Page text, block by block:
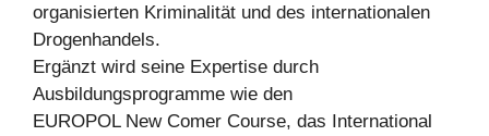
organisierten Kriminalität und des internationalen
Drogenhandels.
Ergänzt wird seine Expertise durch
Ausbildungsprogramme wie den
EUROPOL New Comer Course, das International